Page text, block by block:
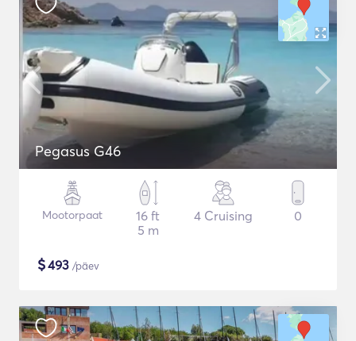
Pegasus G46
Mootorpaat
16 ft
5 m
4 Cruising 0
$493 /päev